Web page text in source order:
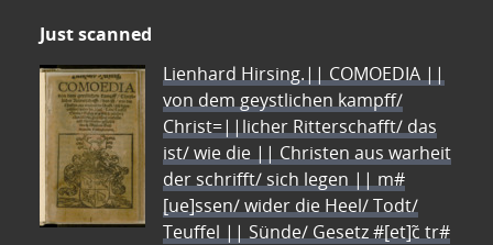
Just scanned
Lienhard Hirsing.|| COMOEDIA ||
von dem geystlichen kampff/
Christ=||licher Ritterschafft/ das
ist/ wie die || Christen aus warheit
der schrifft/ sich legen || m#
[ue]ssen/ wider die Heel/ Todt/
Teuffel || Sünde/ Gesetz #[et]c̃ tr#